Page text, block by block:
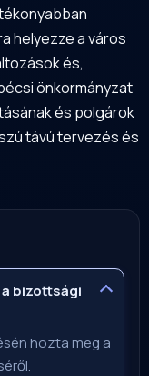
helyezze a város
és,
önkormányzat
és polgárok
távú tervezés és
bizottsági
hozta meg a